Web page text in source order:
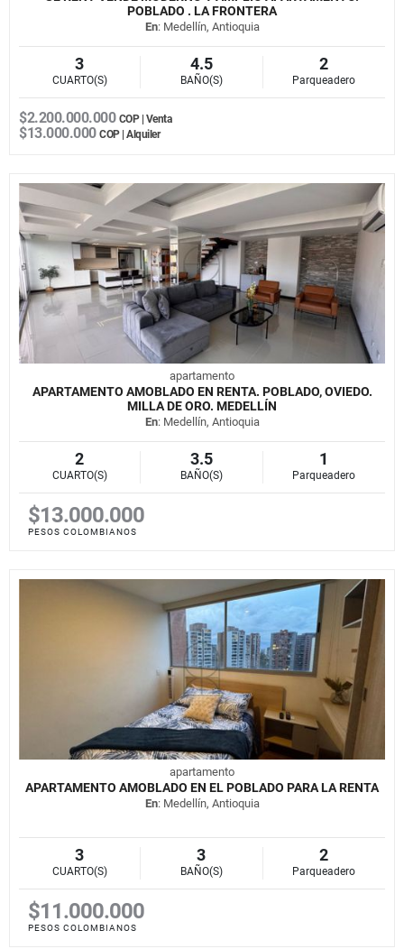
POBLADO . LA FRONTERA
En: Medellín, Antioquia
3
CUARTO(S)
4.5
BAÑO(S)
2
Parqueadero
$2.200.000.000 COP | Venta
$13.000.000 COP | Alquiler
apartamento
APARTAMENTO AMOBLADO EN RENTA. POBLADO, OVIEDO.
MILLA DE ORO. MEDELLÍN
En: Medellín, Antioquia
2
CUARTO(S)
3.5
BAÑO(S)
1
Parqueadero
$13.000.000
PESOS COLOMBIANOS
apartamento
APARTAMENTO AMOBLADO EN EL POBLADO PARA LA RENTA
En: Medellín, Antioquia
3
CUARTO(S)
3
BAÑO(S)
2
Parqueadero
$11.000.000
PESOS COLOMBIANOS